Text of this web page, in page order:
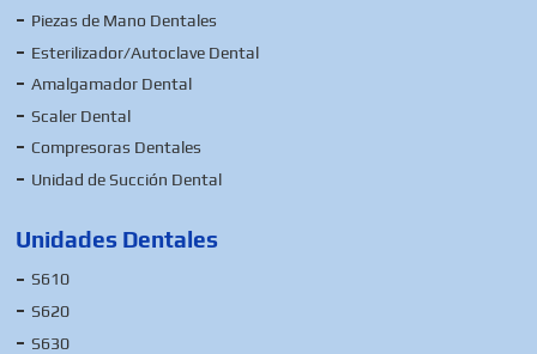
Piezas de Mano Dentales
Esterilizador/Autoclave Dental
Amalgamador Dental
Scaler Dental
Compresoras Dentales
Unidad de Succión Dental
Unidades Dentales
S610
S620
S630